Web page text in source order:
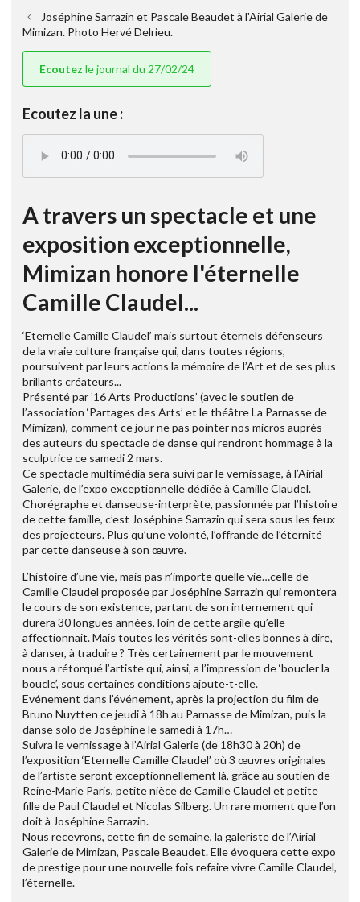
Joséphine Sarrazin et Pascale Beaudet à l'Airial Galerie de
Mimizan. Photo Hervé Delrieu.
Ecoutez le journal du 27/02/24
Ecoutez la une :
A travers un spectacle et une
exposition exceptionnelle,
Mimizan honore l'éternelle
Camille Claudel...
‘Eternelle Camille Claudel’ mais surtout éternels défenseurs
de la vraie culture française qui, dans toutes régions,
poursuivent par leurs actions la mémoire de l’Art et de ses plus
brillants créateurs...
Présenté par ’16 Arts Productions’ (avec le soutien de
l’association ‘Partages des Arts’ et le théâtre La Parnasse de
Mimizan), comment ce jour ne pas pointer nos micros auprès
des auteurs du spectacle de danse qui rendront hommage à la
sculptrice ce samedi 2 mars.
Ce spectacle multimédia sera suivi par le vernissage, à l’Airial
Galerie, de l’expo exceptionnelle dédiée à Camille Claudel.
Chorégraphe et danseuse-interprète, passionnée par l’histoire
de cette famille, c’est Joséphine Sarrazin qui sera sous les feux
des projecteurs. Plus qu’une volonté, l’offrande de l’éternité
par cette danseuse à son œuvre.
L’histoire d’une vie, mais pas n’importe quelle vie…celle de
Camille Claudel proposée par Joséphine Sarrazin qui remontera
le cours de son existence, partant de son internement qui
durera 30 longues années, loin de cette argile qu’elle
affectionnait. Mais toutes les vérités sont-elles bonnes à dire,
à danser, à traduire ? Très certainement par le mouvement
nous a rétorqué l’artiste qui, ainsi, a l’impression de ‘boucler la
boucle’, sous certaines conditions ajoute-t-elle.
Evénement dans l’événement, après la projection du film de
Bruno Nuytten ce jeudi à 18h au Parnasse de Mimizan, puis la
danse solo de Joséphine le samedi à 17h…
Suivra le vernissage à l’Airial Galerie (de 18h30 à 20h) de
l’exposition ‘Eternelle Camille Claudel’ où 3 œuvres originales
de l’artiste seront exceptionnellement là, grâce au soutien de
Reine-Marie Paris, petite nièce de Camille Claudel et petite
fille de Paul Claudel et Nicolas Silberg. Un rare moment que l’on
doit à Joséphine Sarrazin.
Nous recevrons, cette fin de semaine, la galeriste de l’Airial
Galerie de Mimizan, Pascale Beaudet. Elle évoquera cette expo
de prestige pour une nouvelle fois refaire vivre Camille Claudel,
l’éternelle.